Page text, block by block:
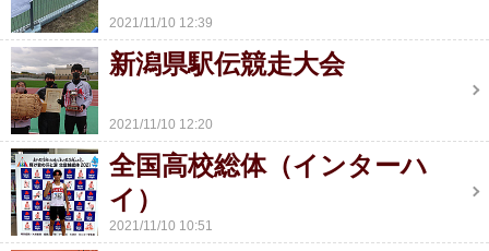
2021/11/10 12:39
新潟県駅伝競走大会
2021/11/10 12:20
全国高校総体（インターハ
イ）
2021/11/10 10:51